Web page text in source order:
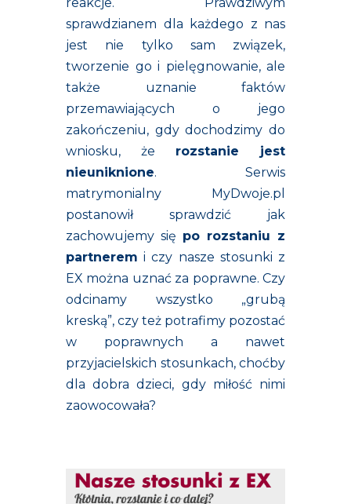
sprawdzianem dla każdego z nas
jest nie tylko sam związek,
tworzenie go i pielęgnowanie, ale
także uznanie faktów
przemawiających o jego
zakończeniu, gdy dochodzimy do
wniosku, że rozstanie jest
nieuniknione. Serwis
matrymonialny MyDwoje.pl
postanowił sprawdzić jak
zachowujemy się po rozstaniu z
partnerem i czy nasze stosunki z
EX można uznać za poprawne. Czy
odcinamy wszystko „grubą
kreską”, czy też potrafimy pozostać
w poprawnych a nawet
przyjacielskich stosunkach, choćby
dla dobra dzieci, gdy miłość nimi
zaowocowała?